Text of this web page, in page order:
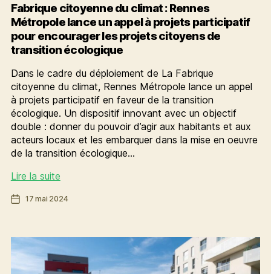
Fabrique citoyenne du climat : Rennes
Métropole lance un appel à projets participatif
pour encourager les projets citoyens de
transition écologique
Dans le cadre du déploiement de La Fabrique
citoyenne du climat, Rennes Métropole lance un appel
à projets participatif en faveur de la transition
écologique. Un dispositif innovant avec un objectif
double : donner du pouvoir d’agir aux habitants et aux
acteurs locaux et les embarquer dans la mise en oeuvre
de la transition écologique…
Lire la suiteFabrique
du
Métropole
lance
Date17 mai 2024